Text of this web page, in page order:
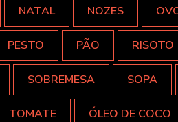
NATAL NOZES
PESTO PÃO RISOTO
SOBREMESA SOPA
TOMATE ÓLEO DE COCO